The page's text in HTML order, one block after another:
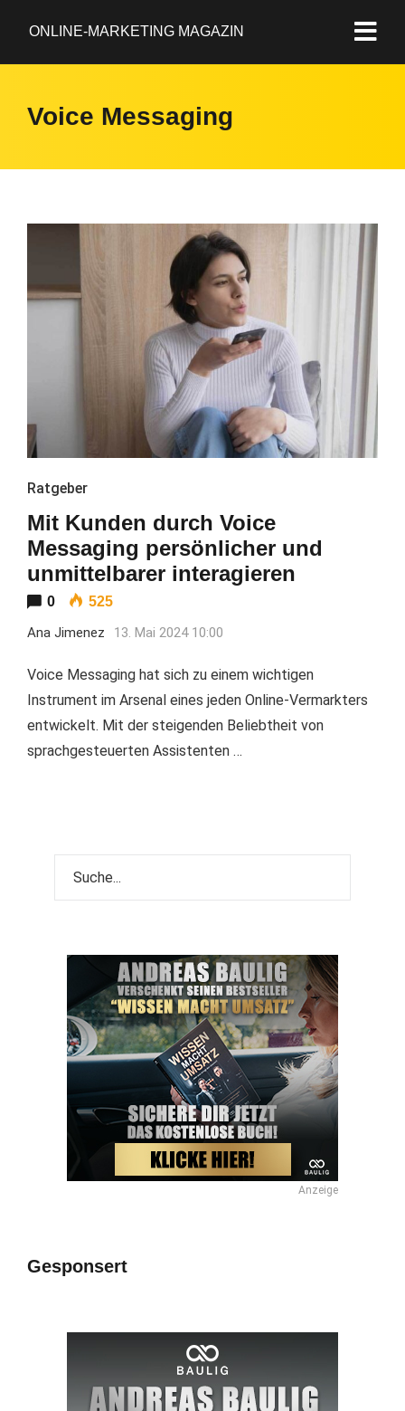
ONLINE-MARKETING MAGAZIN
Voice Messaging
Ratgeber
Mit Kunden durch Voice
Messaging persönlicher und
unmittelbarer interagieren
0 525
Ana Jimenez 13. Mai 2024 10:00
Voice Messaging hat sich zu einem wichtigen
Instrument im Arsenal eines jeden Online-Vermarkters
entwickelt. Mit der steigenden Beliebtheit von
sprachgesteuerten Assistenten …
Anzeige
Gesponsert